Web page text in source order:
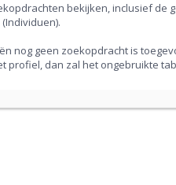
bekijken, inclusief de
nog geen zoekopdracht is
profiel, dan zal het ongebruikte